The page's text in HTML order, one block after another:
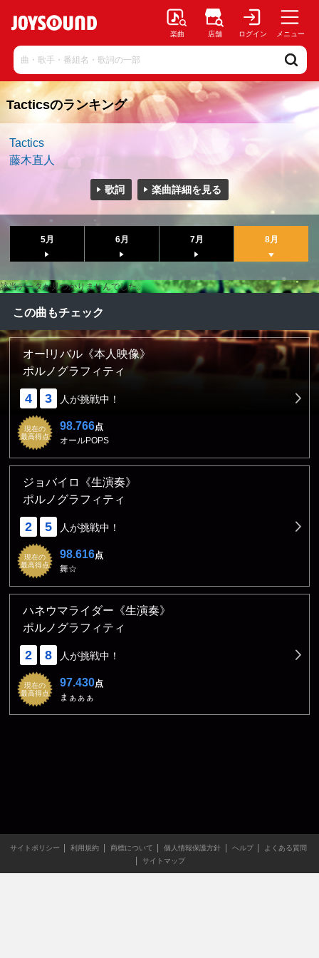
楽曲 店舗 ログイン メニュー
Tacticsのランキング
Tactics
藤木直人
歌詞 楽曲詳細を見る
5月 6月 7月 8月
該当データが見つかりませんでした。
この曲もチェック
オー!リバル《本人映像》
ポルノグラフィティ
4 3 人が挑戦中！
現在の
最高得点
98.766点
オールPOPS
ジョバイロ《生演奏》
ポルノグラフィティ
2 5 人が挑戦中！
現在の
最高得点
98.616点
舞☆
ハネウマライダー《生演奏》
ポルノグラフィティ
2 8 人が挑戦中！
現在の
最高得点
97.430点
まぁぁぁ
サイトポリシー 利用規約 商標について 個人情報保護方針 ヘルプ
よくある質問
サイトマップ